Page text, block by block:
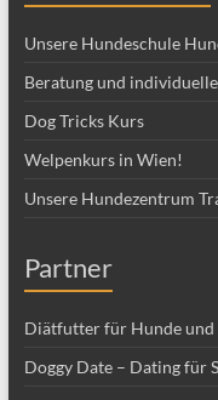
Unsere Hundeschule
Beratung und
Dog Tricks Kurs
Welpenkurs in Wien!
Unsere Hundezentrum
Partner
Diätfutter für Hunde und
Doggy Date – Dating für